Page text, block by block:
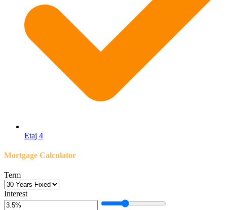
Etaj 4
Mortgage Calculator
Term
Interest